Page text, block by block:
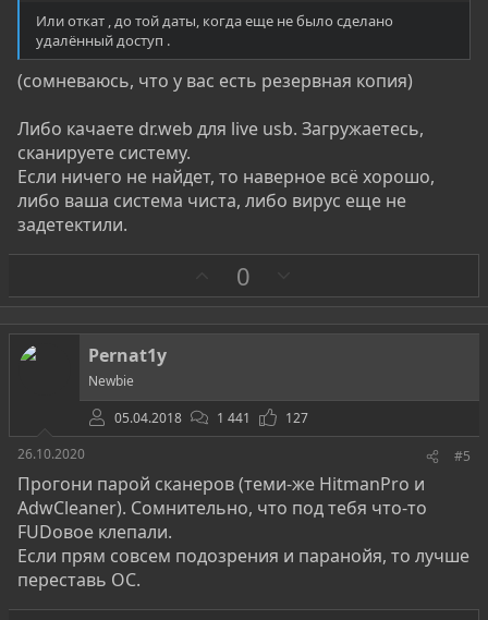
Или откат , до той даты, когда еще не было сделано
удалённый доступ .
(сомневаюсь, что у вас есть резервная копия)
Либо качаете dr.web для live usb. Загружаетесь,
сканируете систему.
Если ничего не найдет, то наверное всё хорошо,
либо ваша система чиста, либо вирус еще не
задетектили.
а
0
р
о
в
Pernat1y
Newbie
05.04.2018
1 441
127
26.10.2020
#5
Прогони парой сканеров (теми-же HitmanPro и
AdwCleaner). Сомнительно, что под тебя что-то
FUDовое клепали.
Если прям совсем подозрения и паранойя, то лучше
переставь ОС.